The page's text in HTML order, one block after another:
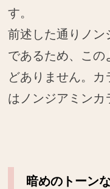
す。
前述した通りノン
であるため、この
どありません。カ
はノンジアミンカ
暗めのトーン